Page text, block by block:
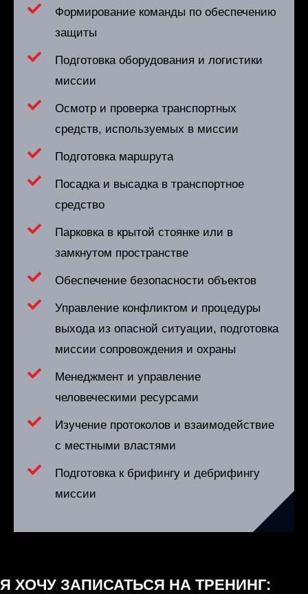
Формирование команды по обеспечению
защиты
Подготовка оборудования и логистики
миссии
Осмотр и проверка транспортных
средств, используемых в миссии
Подготовка маршрута
Посадка и высадка в транспортное
средство
Парковка в крытой стоянке или в
замкнутом пространстве
Обеспечение безопасности объектов
Управление конфликтом и процедуры
выхода из опасной ситуации, подготовка
миссии сопровождения и охраны
Менеджмент и управление
человеческими ресурсами
Изучение протоколов и взаимодействие
с местными властями
Подготовка к брифингу и дебрифингу
миссии
Я ХОЧУ ЗАПИСАТЬСЯ НА ТРЕНИНГ: